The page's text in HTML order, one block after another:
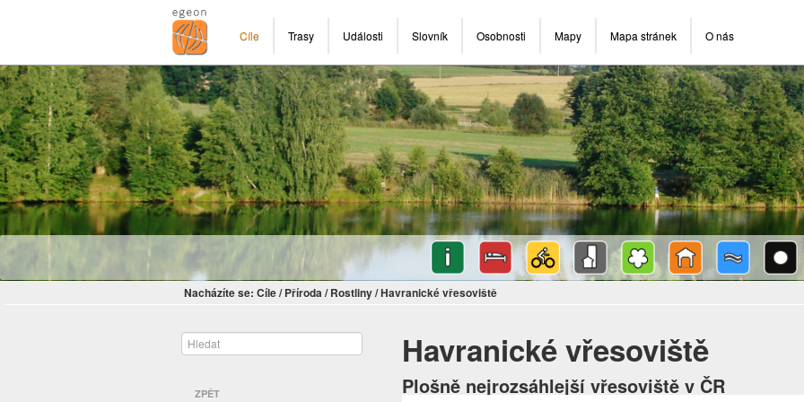
Cíle Trasy Události Slovník Osobnosti Mapy Mapa stránek O nás
Nacházíte se: Cíle/ Příroda/ Rostliny/Havranické vřesoviště
ZPĚT
Havranické vřesoviště
Plošně nejrozsáhlejší vřesoviště v ČR